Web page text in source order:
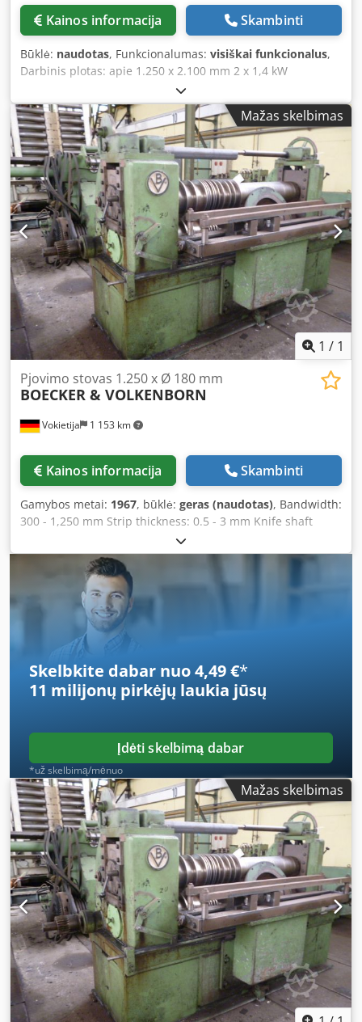
Kainos informacija Skambinti
Būklė: naudotas, Funkcionalumas: visiškai funkcionalus,
Darbinis plotas: apie 1.250 x 2.100 mm 2 x 1,4 kW
ekscentriniai varikliai ant naujos stabilios plieninės
konstrukcijos Dodpszgv E Tjfx Ai Nowa
Mažas skelbimas
1 / 1
Vokietija 1 153 km
Pjovimo stovas 1.250 x Ø 180 mm
BOECKER & VOLKENBORN
Kainos informacija Skambinti
Gamybos metai: 1967, būklė: geras (naudotas), Bandwidth:
300 - 1,250 mm Strip thickness: 0.5 - 3 mm Knife shaft
diameter: 180 mm Dsdsd Ha Irjpfx Ai Newa
Skelbkite dabar nuo 4,49 €*
11 milijonų pirkėjų laukia jūsų
Įdėti skelbimą dabar
*už skelbimą/mėnuo
Mažas skelbimas